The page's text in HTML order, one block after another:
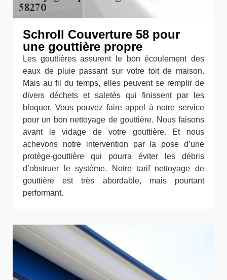
Schroll Couverture 58 pour
une gouttière propre
Les gouttières assurent le bon écoulement des
eaux de pluie passant sur votre toit de maison.
Mais au fil du temps, elles peuvent se remplir de
divers déchets et saletés qui finissent par les
bloquer. Vous pouvez faire appel à notre service
pour un bon nettoyage de gouttière. Nous faisons
avant le vidage de votre gouttière. Et nous
achevons notre intervention par la pose d’une
protège-gouttière qui pourra éviter les débris
d’obstruer le système. Notre tarif nettoyage de
gouttière est très abordable, mais pourtant
performant.